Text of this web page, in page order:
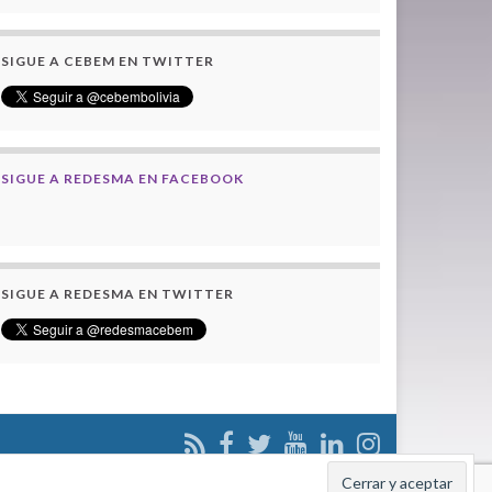
SIGUE A CEBEM EN TWITTER
SIGUE A REDESMA EN FACEBOOK
SIGUE A REDESMA EN TWITTER